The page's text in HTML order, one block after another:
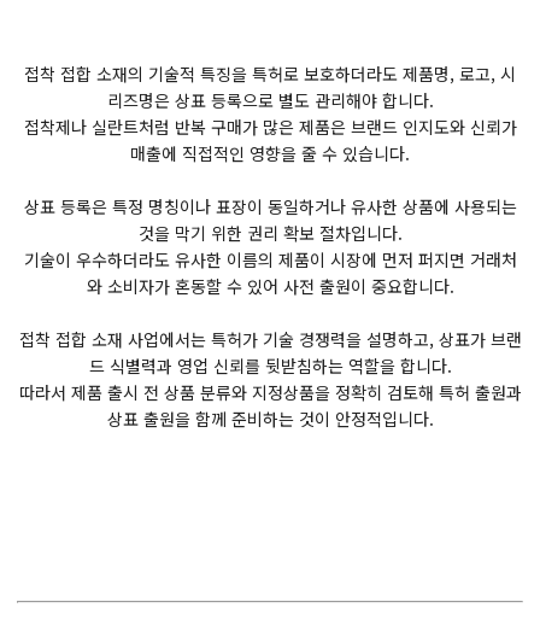
접착 접합 소재의 기술적 특징을 특허로 보호하더라도 제품명, 로고, 시
리즈명은 상표 등록으로 별도 관리해야 합니다.
접착제나 실란트처럼 반복 구매가 많은 제품은 브랜드 인지도와 신뢰가
매출에 직접적인 영향을 줄 수 있습니다.
상표 등록은 특정 명칭이나 표장이 동일하거나 유사한 상품에 사용되는
것을 막기 위한 권리 확보 절차입니다.
기술이 우수하더라도 유사한 이름의 제품이 시장에 먼저 퍼지면 거래처
와 소비자가 혼동할 수 있어 사전 출원이 중요합니다.
접착 접합 소재 사업에서는 특허가 기술 경쟁력을 설명하고, 상표가 브랜
드 식별력과 영업 신뢰를 뒷받침하는 역할을 합니다.
따라서 제품 출시 전 상품 분류와 지정상품을 정확히 검토해 특허 출원과
상표 출원을 함께 준비하는 것이 안정적입니다.